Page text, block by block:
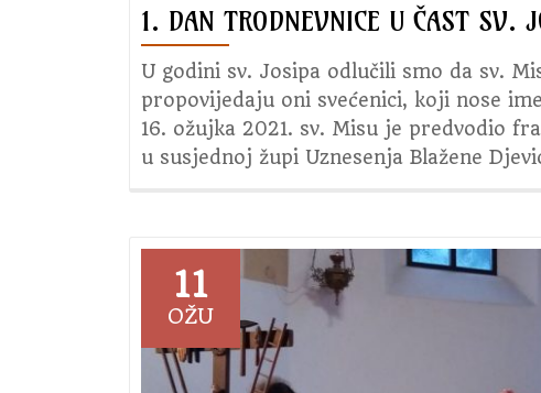
1. DAN TRODNEVNICE U ČAST SV.
U godini sv. Josipa odlučili smo da sv.
propovijedaju oni svećenici, koji nose
16. ožujka 2021. sv. Misu je predvodio
u susjednoj župi Uznesenja Blažene
11
OŽU